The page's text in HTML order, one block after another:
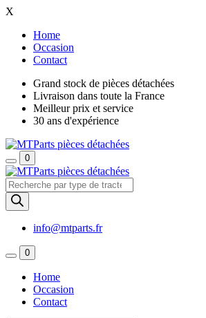
X
Home
Occasion
Contact
Grand stock de pièces détachées
Livraison dans toute la France
Meilleur prix et service
30 ans d'expérience
0
Recherche
de
produits
info@mtparts.fr
0
Home
Occasion
Contact